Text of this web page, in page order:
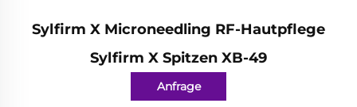
Sylfirm X Microneedling RF-Hautpflege
Sylfirm X Spitzen XB-49
Anfrage